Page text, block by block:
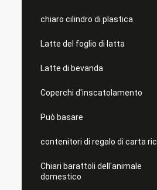
chiaro cilindro di plastica
Latte del foglio di latta
Latte di bevanda
Coperchi d'inscatolamento
Può basare
contenitori di regalo di carta
Chiari barattoli dell'animale
domestico